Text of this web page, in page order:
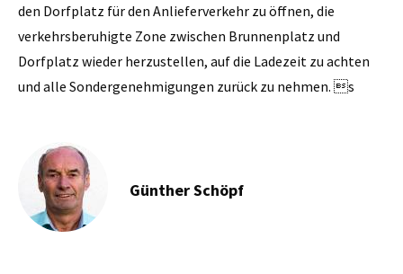
den Dorfplatz für den Anlieferverkehr zu öffnen, die
verkehrsberuhigte Zone zwischen Brunnenplatz und
Dorfplatz wieder herzustellen, auf die Ladezeit zu achten
und alle Sondergenehmigungen zurück zu nehmen. s
Günther Schöpf